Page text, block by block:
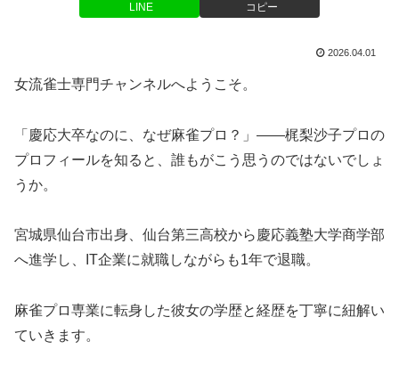
LINE コピー
2026.04.01
女流雀士専門チャンネルへようこそ。
「慶応大卒なのに、なぜ麻雀プロ？」——梶梨沙子プロの
プロフィールを知ると、誰もがこう思うのではないでしょ
うか。
宮城県仙台市出身、仙台第三高校から慶応義塾大学商学部
へ進学し、IT企業に就職しながらも1年で退職。
麻雀プロ専業に転身した彼女の学歴と経歴を丁寧に紐解い
ていきます。